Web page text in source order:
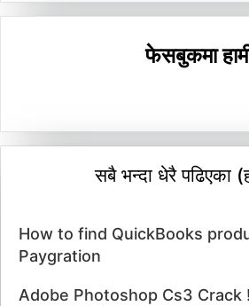
फेसबुकमा
सबै भन्दा धेरै पढिएका
How to find QuickBooks
Paygration
Adobe Photoshop Cs3 Crack